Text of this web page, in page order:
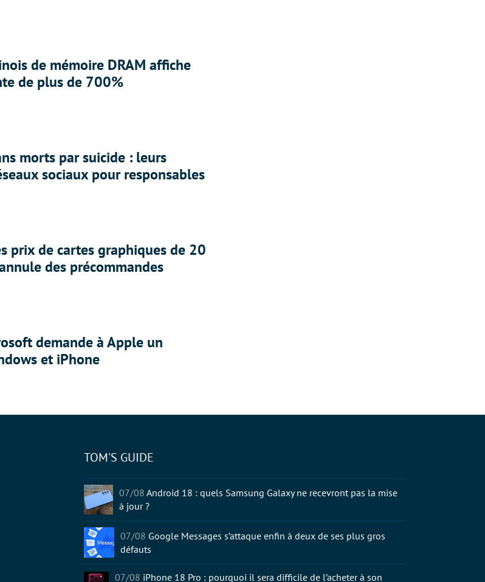
de mémoire DRAM affiche
de plus de 700%
morts par suicide : leurs
sociaux pour responsables
prix de cartes graphiques de 20
des précommandes
demande à Apple un
et iPhone
TOM'S GUIDE
07/08 Android 18 : quels Samsung Galaxy ne recevront pas la mise
à jour ?
07/08 Google Messages s’attaque enfin à deux de ses plus gros
défauts
07/08 iPhone 18 Pro : pourquoi il sera difficile de l’acheter à son